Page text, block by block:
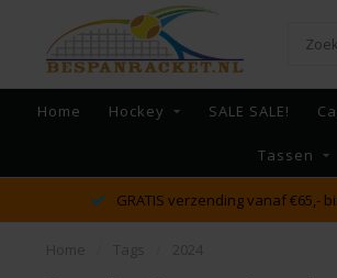
Home Hockey SALE SALE!
Tassen
dé racket en bespan specialist